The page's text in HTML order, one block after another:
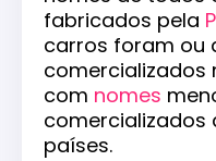
fabricados pela
carros foram ou
comercializados
com nomes
comercializados
países.